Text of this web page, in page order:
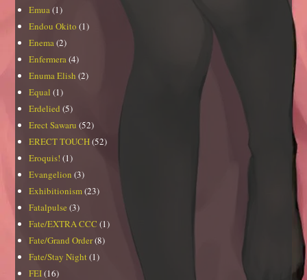
Emua(1)
Endou Okito (1)
Enema(2)
Enfermera(4)
Enuma Elish (2)
Equal (1)
Erdelied (5)
Erect Sawaru (52)
ERECT TOUCH(52)
Eroquis! (1)
Evangelion (3)
Exhibitionism(23)
Fatalpulse (3)
Fate/EXTRA CCC (1)
Fate/Grand Order(8)
Fate/Stay Night (1)
FEI(16)